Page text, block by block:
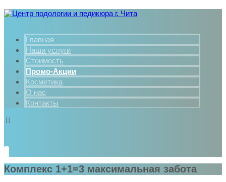
Главная
Наши услуги
Стоимость
Промо-Акции
Косметика
О нас
Контакты
Комплекс 1+1=3 максимальная забота